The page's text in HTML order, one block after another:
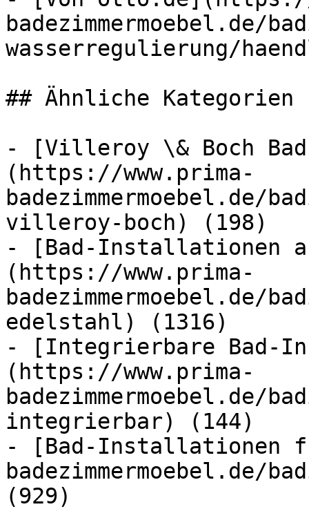
wasserregulierung/
## Ähnliche Kategorien
- [Villeroy \& Boch
(https://www.prima-
badezimmermoebel.de/
villeroy-boch) (198)
- [Bad-Installationen
(https://www.prima-
edelstahl) (1316)
- [Integrierbare Bad-
(https://www.prima-
integrierbar) (144)
- [Bad-Installationen
badezimmermoebel.de/
(929)